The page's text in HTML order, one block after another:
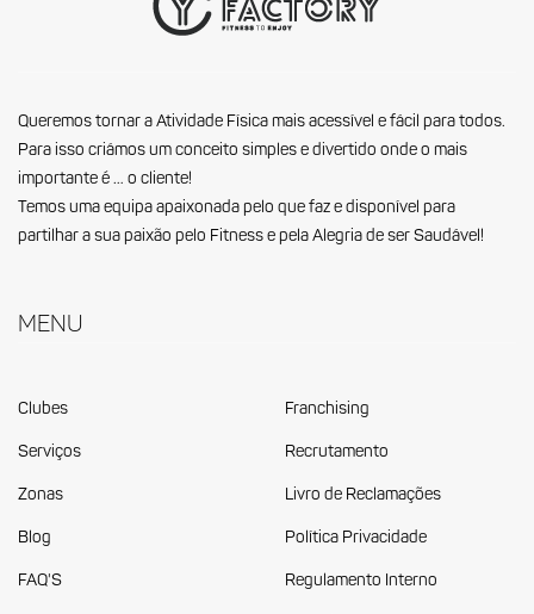
Queremos tornar a Atividade Física mais acessível e fácil para todos.
Para isso criámos um conceito simples e divertido onde o mais
importante é … o cliente!
Temos uma equipa apaixonada pelo que faz e disponível para
partilhar a sua paixão pelo Fitness e pela Alegria de ser Saudável!
Menu
Clubes
Serviços
Zonas
Blog
FAQ'S
Franchising
Recrutamento
Livro de Reclamações
Política Privacidade
Regulamento Interno